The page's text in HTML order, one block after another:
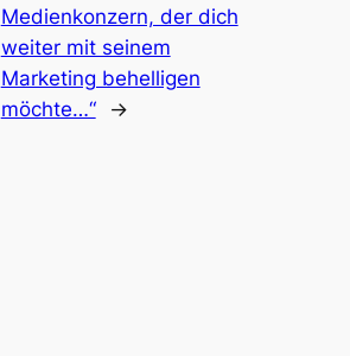
Medienkonzern, der dich
weiter mit seinem
Marketing behelligen
möchte…“
→